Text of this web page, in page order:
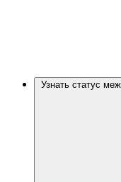
Узнать статус